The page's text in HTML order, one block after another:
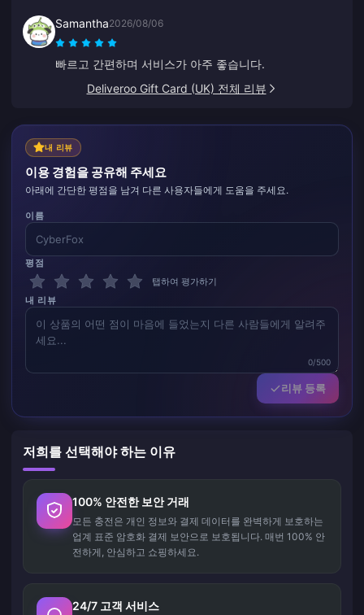
Samantha2026/08/06
빠르고 간편하며 서비스가 아주 좋습니다.
Deliveroo Gift Card (UK) 전체 리뷰
내 리뷰
이용 경험을 공유해 주세요
아래에 간단한 평점을 남겨 다른 사용자들에게 도움을 주세요.
이름
평점
탭하여 평가하기
내 리뷰
0/500
리뷰 등록
저희를 선택해야 하는 이유
100% 안전한 보안 거래
모든 충전은 개인 정보와 결제 데이터를 완벽하게 보호하는
업계 표준 암호화 결제 보안으로 보호됩니다. 매번 100% 안
전하게, 안심하고 쇼핑하세요.
24/7 고객 서비스